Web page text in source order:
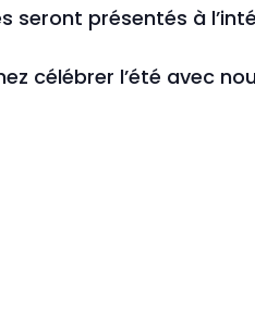
seront présentés à
célébrer l’été avec